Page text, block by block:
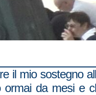
il mio sostegno
da mesi e